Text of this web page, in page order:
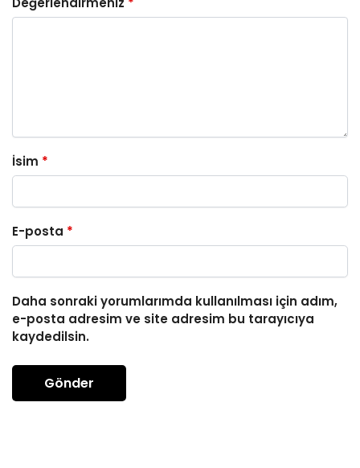
İsim *
E-posta *
Daha sonraki yorumlarımda kullanılması için adım,
e-posta adresim ve site adresim bu tarayıcıya
kaydedilsin.